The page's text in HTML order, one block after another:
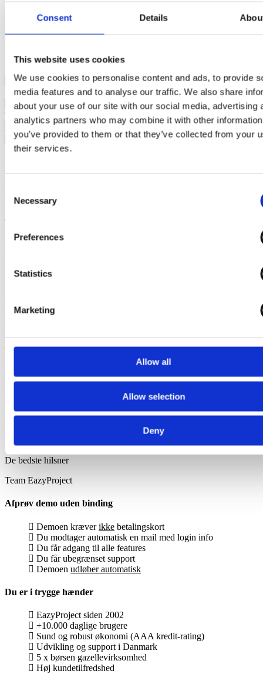
Consent Details
This website uses cookies
We use cookies to personalise content and ads, to provide
media features and to analyse our traffic. We also share
about your use of our site with our social media, advertising
analytics partners who may combine it with other
you’ve provided to them or that they’ve collected from your
their services.
Selection
Necessary
Preferences
Statistics
Marketing
Allow all
Allow selection
Deny
Prøv EazyProject Gratis i 14 dage
Fornavn*
Efternavn*
E-mail*
Virksomhed*
Telefon
Start din demo
Sådan behandler vi dine persondata
Din demo-løsning oprettes
Vent venligst ...
Tillykke - din demo-løsning er klar
Login sendes til din email indenfor 5 minutter
Et link med login til din demo-løsning er nu sendt til din mail.
Har du spørgsmål er du altid velkommen til at kontakte os på
telefon: + 45 53 54 55 65 eller e-mail info.dk@bjornlunden.com.
Rigtig god fornøjelse..
De bedste hilsner
Team EazyProject
Ups!
Der opstod en fejl
Beklager, der er opstået en fejl ved din bestilling.
Kontakt venligst vores
De bedste hilsner
Team EazyProject
Afprøv demo uden binding
Demoen kræverikke betalingskort
Du modtager automatisk en mail med login info
Du får adgang til alle features
Du får ubegrænset support
Demoen udløber automatisk
Du er i trygge hænder
EazyProject siden 2002
+10.000 daglige brugere
Sund og robust økonomi (AAA kredit-rating)
Udvikling og support i Danmark
5 x børsen gazellevirksomhed
Høj kundetilfredshed